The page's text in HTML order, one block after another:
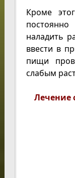
Кроме
наладить
ввести в
пищи
слабым
Лечение